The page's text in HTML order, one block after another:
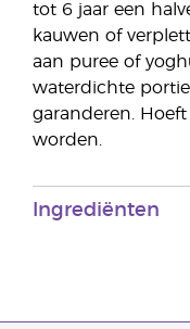
tot 6 jaar een
kauwen of
aan puree of
waterdichte
garanderen.
worden.
Ingrediënten